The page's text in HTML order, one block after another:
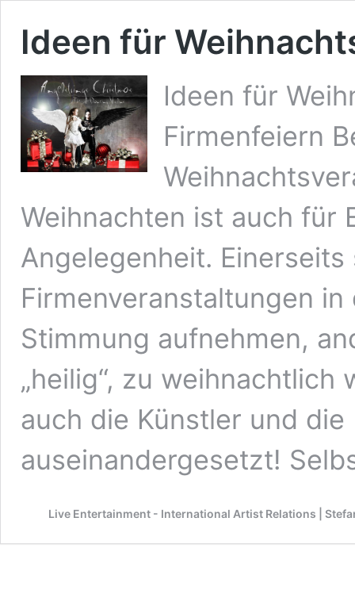
Ideen für
Ideen für
Firmenfeiern
Weihnachten ist auch für
Angelegenheit. Einerseits
Firmenveranstaltungen
Stimmung aufnehmen,
„heilig“, zu
auch die Künstler und
auseinandergesetzt!
Live Entertainment - International Artist Relations |